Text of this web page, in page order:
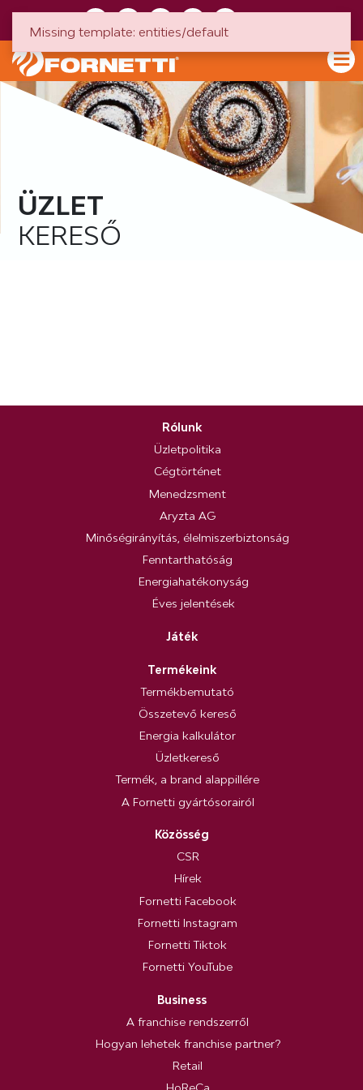
ÜZLET
KERESŐ
Rólunk
Üzletpolitika
Cégtörténet
Menedzsment
Aryzta AG
Minőségirányítás, élelmiszerbiztonság
Fenntarthatóság
Energiahatékonyság
Éves jelentések
Játék
Termékeink
Termékbemutató
Összetevő kereső
Energia kalkulátor
Üzletkereső
Termék, a brand alappillére
A Fornetti gyártósorairól
Közösség
CSR
Hírek
Fornetti Facebook
Fornetti Instagram
Fornetti Tiktok
Fornetti YouTube
Business
A franchise rendszerről
Hogyan lehetek franchise partner?
Retail
Missing template: entities/default